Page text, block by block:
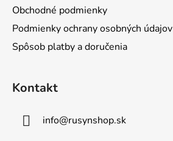
u
Obchodné podmienky
Podmienky ochrany osobných údajov
Spôsob platby a doručenia
Kontakt
info@rusynshop.sk